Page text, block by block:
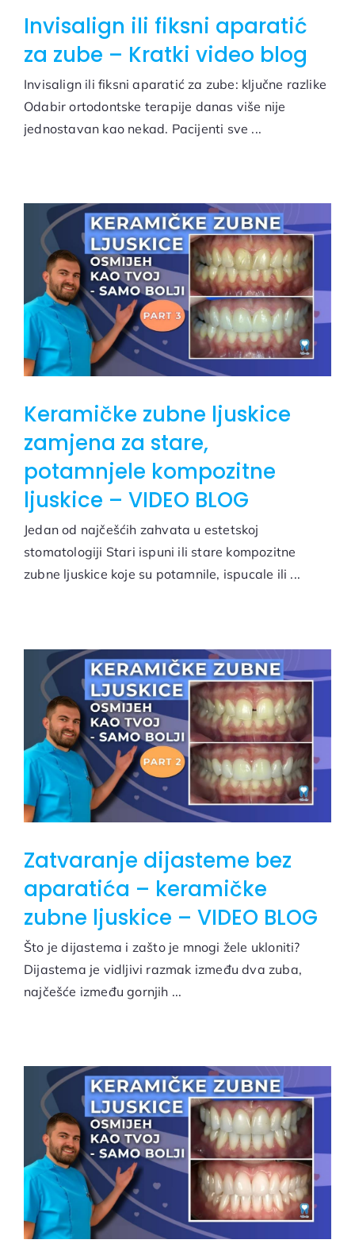
Invisalign ili fiksni aparatić
za zube – Kratki video blog
Invisalign ili fiksni aparatić za zube: ključne razlike
Odabir ortodontske terapije danas više nije
jednostavan kao nekad. Pacijenti sve ...
Keramičke zubne ljuskice
zamjena za stare,
potamnjele kompozitne
ljuskice – VIDEO BLOG
Jedan od najčešćih zahvata u estetskoj
stomatologiji Stari ispuni ili stare kompozitne
zubne ljuskice koje su potamnile, ispucale ili ...
Zatvaranje dijasteme bez
aparatića – keramičke
zubne ljuskice – VIDEO BLOG
Što je dijastema i zašto je mnogi žele ukloniti?
Dijastema je vidljivi razmak između dva zuba,
najčešće između gornjih ...